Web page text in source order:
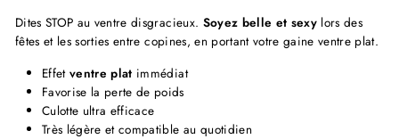
Dites STOP au ventre disgracieux. Soyez belle et sexy lors des
fêtes et les sorties entre copines, en portant votre gaine ventre plat.
Effetventre plat immédiat
Favorise la perte de poids
Culotte ultra efficace
Très légère et compatible au quotidien